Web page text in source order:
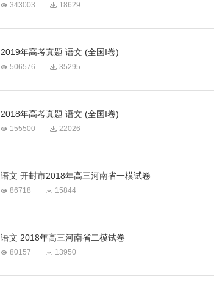
343003 18629
2019年高考真题 语文 (全国I卷)
506576 35295
2018年高考真题 语文 (全国I卷)
155500 22026
语文 开封市2018年高三河南省一模试卷
86718 15844
语文 2018年高三河南省二模试卷
80157 13950